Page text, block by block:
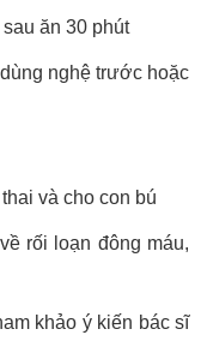
ăn 30 phút
nghệ trước hoặc
và cho con bú
rối loạn đông máu,
khảo ý kiến bác sĩ